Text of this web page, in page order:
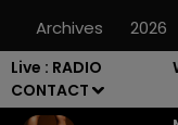
Live : RADIO
CONTACT
Archives 2026